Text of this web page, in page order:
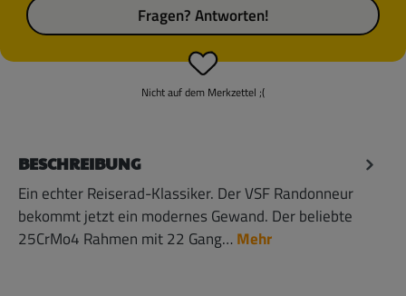
Nicht auf dem Merkzettel ;(
Fragen? Antworten!
BESCHREIBUNG
Ein echter Reiserad-Klassiker. Der VSF Randonneur
bekommt jetzt ein modernes Gewand. Der beliebte
25CrMo4 Rahmen mit 22 Gang… Mehr